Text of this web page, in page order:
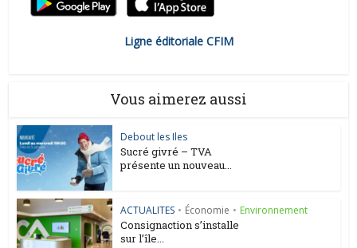
Ligne éditoriale CFIM
Vous aimerez aussi
Debout les Iles
Sucré givré – TVA
présente un nouveau...
ACTUALITES • Économie • Environnement
Consignaction s’installe
sur l’île...